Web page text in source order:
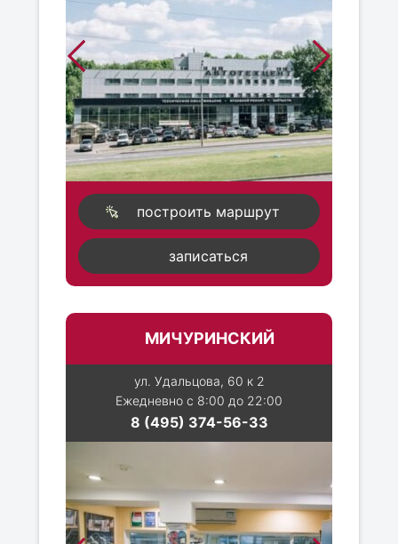
построить маршрут
записаться
МИЧУРИНСКИЙ
ул. Удальцова, 60 к 2
Ежедневно с 8:00 до 22:00
8 (495) 374-56-33